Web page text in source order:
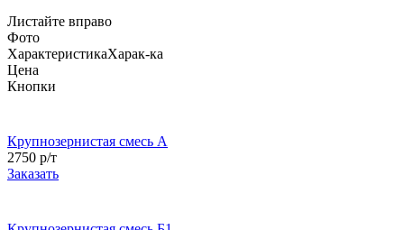
Листайте вправо
Фото
ХарактеристикаХарак-ка
Цена
Кнопки
Крупнозернистая смесь А
2750 р/т
Заказать